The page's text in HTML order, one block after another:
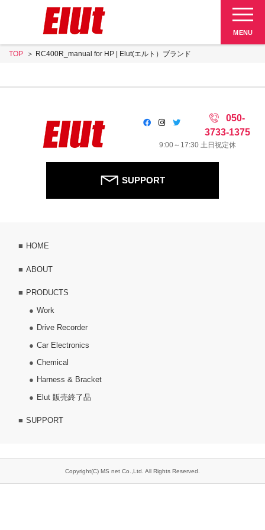
MENU
Elut 販売終了品
SUPPORT
TOP RC400R_manual for HP | Elut(エルト）ブランド
050-
3733-1375
9:00～17:30 土日祝定休
SUPPORT
HOME
ABOUT
PRODUCTS
Work
Drive Recorder
Car Electronics
Chemical
Harness & Bracket
Elut 販売終了品
SUPPORT
Copyright(C) MS net Co.,Ltd. All Rights Reserved.